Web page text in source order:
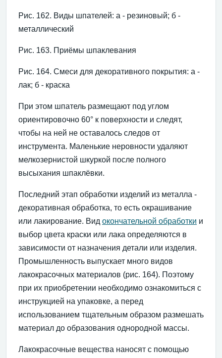
Рис. 162. Виды шпателей: а - резиновый; б -
металлический
Рис. 163. Приёмы шпаклевания
Рис. 164. Смеси для декоративного покрытия: а -
лак; б - краска
При этом шпатель размещают под углом
ориентировочно 60° к поверхности и следят,
чтобы на ней не оставалось следов от
инструмента. Маленькие неровности удаляют
мелкозернистой шкуркой после полного
высыхания шпаклёвки.
Последний этап обработки изделий из металла -
декоративная обработка, то есть окрашивание
или лакирование. Вид окончательной обработки и
выбор цвета краски или лака определяются в
зависимости от назначения детали или изделия.
Промышленность выпускает много видов
лакокрасочных материалов (рис. 164). Поэтому
при их приобретении необходимо ознакомиться с
инструкцией на упаковке, а перед
использованием тщательным образом размешать
материал до образования однородной массы.
Лакокрасочные вещества наносят с помощью